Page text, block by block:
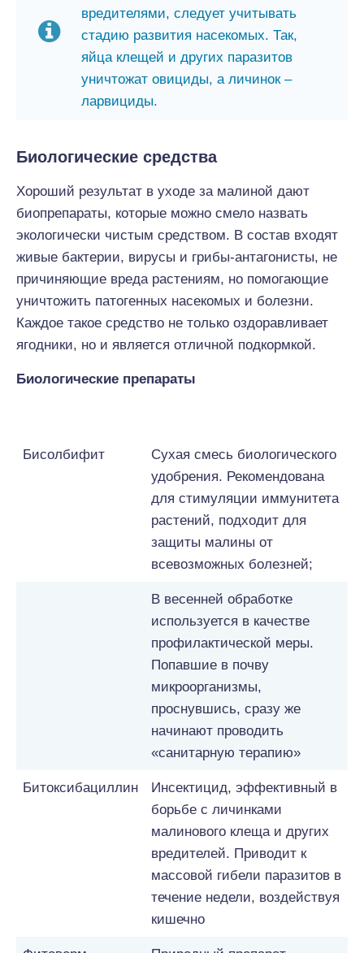
вредителями, следует учитывать
стадию развития насекомых. Так,
яйца клещей и других паразитов
уничтожат овициды, а личинок –
ларвициды.
Биологические средства
Хороший результат в уходе за малиной дают
биопрепараты, которые можно смело назвать
экологически чистым средством. В состав входят
живые бактерии, вирусы и грибы-антагонисты, не
причиняющие вреда растениям, но помогающие
уничтожить патогенных насекомых и болезни.
Каждое такое средство не только оздоравливает
ягодники, но и является отличной подкормкой.
Биологические препараты
Бисолбифит
Сухая смесь биологического
удобрения. Рекомендована
для стимуляции иммунитета
растений, подходит для
защиты малины от
всевозможных болезней;
В весенней обработке
используется в качестве
профилактической меры.
Попавшие в почву
микроорганизмы,
проснувшись, сразу же
начинают проводить
«санитарную терапию»
Битоксибациллин
Инсектицид, эффективный в
борьбе с личинками
малинового клеща и других
вредителей. Приводит к
массовой гибели паразитов в
течение недели, воздействуя
кишечно